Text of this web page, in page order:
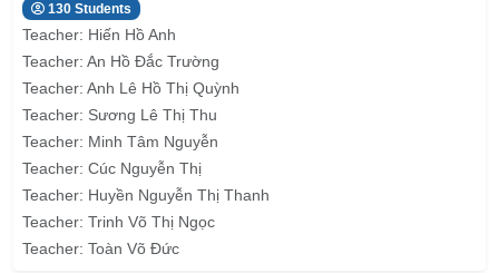
130 Students
Teacher: Hiến Hồ Anh
Teacher: An Hồ Đắc Trường
Teacher: Anh Lê Hồ Thị Quỳnh
Teacher: Sương Lê Thị Thu
Teacher: Minh Tâm Nguyễn
Teacher: Cúc Nguyễn Thị
Teacher: Huyền Nguyễn Thị Thanh
Teacher: Trinh Võ Thị Ngọc
Teacher: Toàn Võ Đức